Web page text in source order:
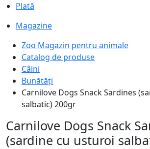
Plată
Magazine
Zoo Magazin pentru animale
Catalog de produse
Câini
Bunătăți
Carnilove Dogs Snack Sardines
salbatic) 200gr
Carnilove Dogs Snack
(sardine cu usturoi